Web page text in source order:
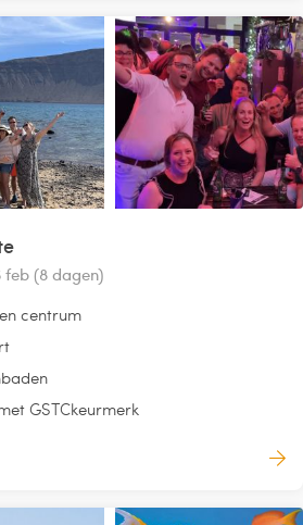
feb (8 dagen)
centrum
GSTCkeurmerk